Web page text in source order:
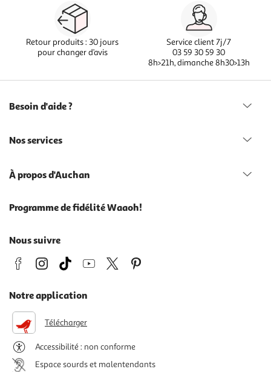
Retour produits : 30 jours
pour changer d’avis
Service client 7j/7
03 59 30 59 30
8h>21h, dimanche 8h30>13h
Besoin d'aide ?
Nos services
À propos d'Auchan
Programme de fidélité Waaoh!
Nous suivre
Notre application
Télécharger
Accessibilité : non conforme
Espace sourds et malentendants